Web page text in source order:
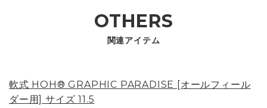
OTHERS
関連アイテム
軟式 HOH® GRAPHIC PARADISE [オールフィール
ダー用] サイズ 11.5